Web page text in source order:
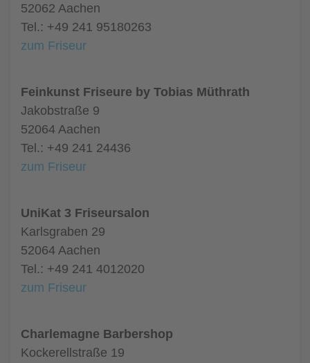
52062 Aachen
Tel.: +49 241 95180263
zum Friseur
Feinkunst Friseure by Tobias Müthrath
Jakobstraße 9
52064 Aachen
Tel.: +49 241 24436
zum Friseur
UniKat 3 Friseursalon
Karlsgraben 29
52064 Aachen
Tel.: +49 241 4012020
zum Friseur
Charlemagne Barbershop
Kockerellstraße 19